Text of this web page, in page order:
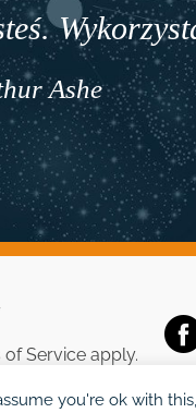
Ashe
of Service apply.
you're ok with